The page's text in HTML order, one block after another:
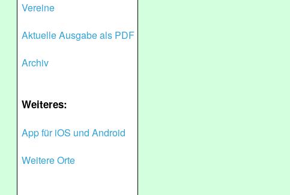
Vereine
Aktuelle Ausgabe als PDF
Archiv
Weiteres:
App für iOS und Android
Weitere Orte